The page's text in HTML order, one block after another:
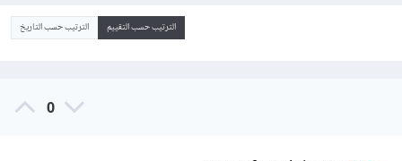
الترتيب حسب التقييم الترتيب حسب التاريخ
0